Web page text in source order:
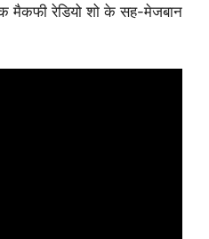
मैकफी रेडियो शो के सह-मेजबान